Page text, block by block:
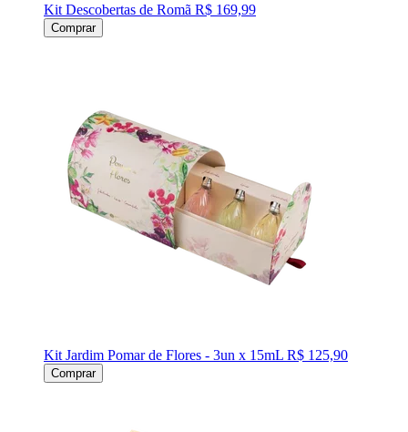
Kit Descobertas de Romã R$ 169,99
Comprar
Kit Jardim Pomar de Flores - 3un x 15mL R$ 125,90
Comprar